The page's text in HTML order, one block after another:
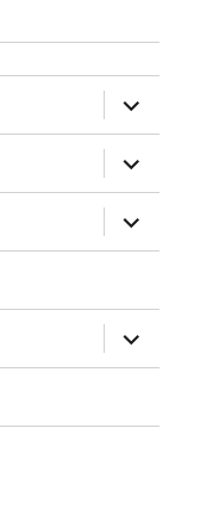
ouvrir
le
sous-
menu
ouvrir
le
sous-
menu
ouvrir
le
sous-
ouvrir
le
sous-